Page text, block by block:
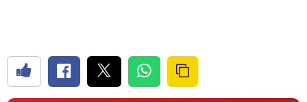
Edirne
Elazığ